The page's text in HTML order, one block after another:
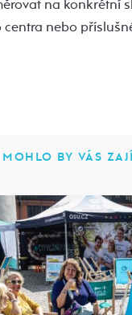
na konkrétní
centra nebo
MOHLO BY VÁS